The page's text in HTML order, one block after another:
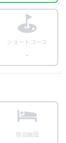
ショートコース
-
宿泊施設